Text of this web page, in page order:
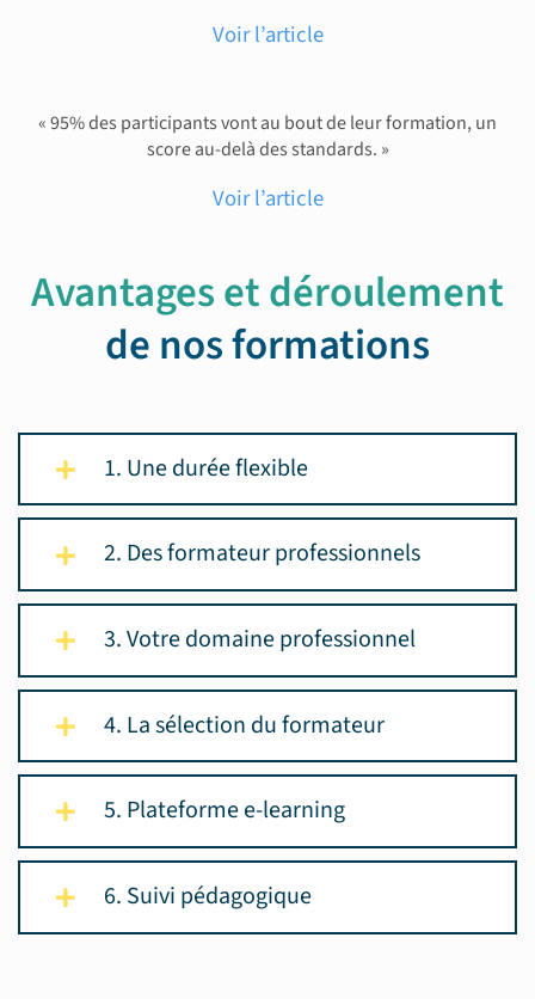
Voir l’article
« 95% des participants vont au bout de leur formation, un
score au-delà des standards. »
Voir l’article
Avantages et déroulement
de nos formations
1. Une durée flexible
2. Des formateur professionnels
3. Votre domaine professionnel
4. La sélection du formateur
5. Plateforme e-learning
6. Suivi pédagogique